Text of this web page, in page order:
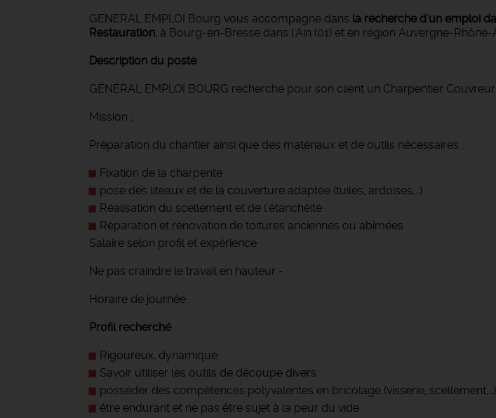
GENERAL EMPLOI Bourg vous accompagne dans la recherche d'un emploi
Restauration, à Bourg-en-Bresse dans l'Ain (01) et en région Auvergne-
Description du poste
GÉNÉRAL EMPLOI BOURG recherche pour son client un Charpentier
Mission ;
Préparation du chantier ainsi que des matériaux et de outils nécessaires...
Fixation de la charpente
pose des liteaux et de la couverture adaptée (tuiles, ardoises,…)
Réalisation du scellement et de l'étanchéité
Réparation et rénovation de toitures anciennes ou abîmées
Salaire selon profil et expérience
Ne pas craindre le travail en hauteur -
Horaire de journée.
Profil recherché
Rigoureux, dynamique
Savoir utiliser les outils de découpe divers
posséder des compétences polyvalentes en bricolage (visserie, scellement,…)
être endurant et ne pas être sujet à la peur du vide